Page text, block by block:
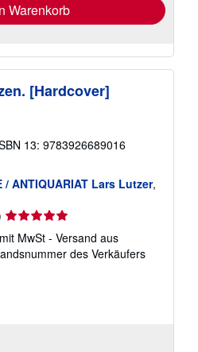
Warenkorb
[Hardcover]
13: 9783926689016
/ ANTIQUARIAT Lars Lutzer,
Verkäuferbewertung
5
von
5
MwSt - Versand aus
des Verkäufers